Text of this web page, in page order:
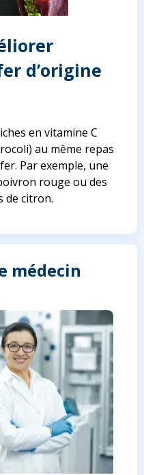
d’origine
en vitamine C
au même repas
Par exemple, une
rouge ou des
de citron.
médecin